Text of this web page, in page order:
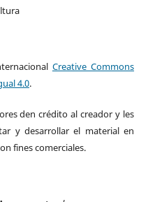
Creative Commons
4.0.
den crédito al creador y les
y desarrollar el material en
fines comerciales.